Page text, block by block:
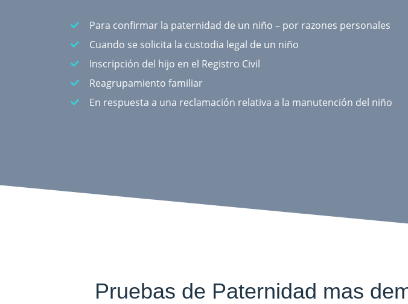
Para confirmar la paternidad de un niño – por razones personales
Cuando se solicita la custodia legal de un niño
Inscripción del hijo en el Registro Civil
Reagrupamiento familiar
En respuesta a una reclamación relativa a la manutención del niño
Pruebas de Paternidad mas